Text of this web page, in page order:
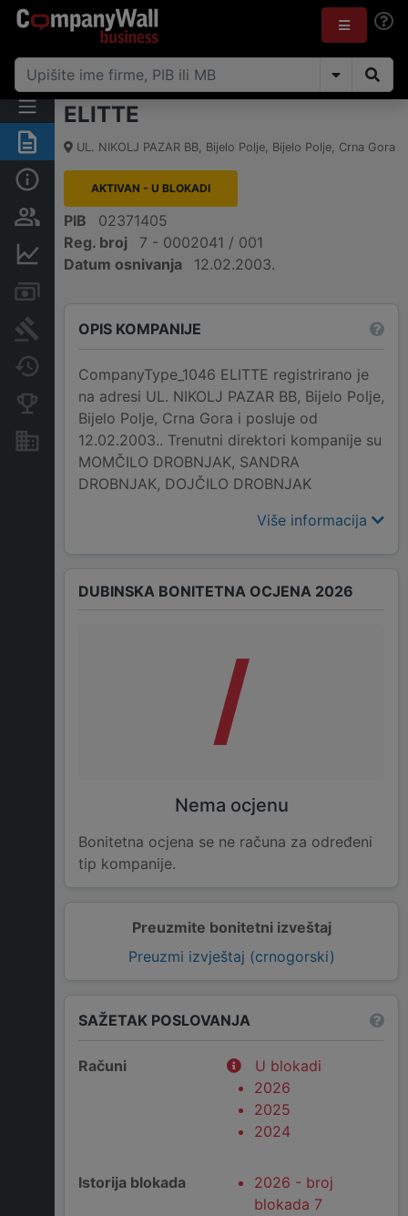
Sažetak
Osobe i vlasništvo
Finansijski podaci
Arhiva sudskih objava
Promjene
Konkurentne kompanije
Nekretnine i imovina
ELITTE
UL. NIKOLJ PAZAR BB, Bijelo Polje, Bijelo Polje, Crna Gora
AKTIVAN - U BLOKADI
PIB
02371405
Reg. broj
7 - 0002041 / 001
Datum osnivanja
12.02.2003.
OPIS KOMPANIJE
CompanyType_1046 ELITTE registrirano je
na adresi UL. NIKOLJ PAZAR BB, Bijelo Polje,
Bijelo Polje, Crna Gora i posluje od
12.02.2003.. Trenutni direktori kompanije su
MOMČILO DROBNJAK, SANDRA
DROBNJAK, DOJČILO DROBNJAK
Više informacija
Preuzmite bonitetni izveštaj
Preuzmi izvještaj (crnogorski)
DUBINSKA BONITETNA OCJENA 2026
/
Nema ocjenu
Bonitetna ocjena se ne računa za određeni
tip kompanije.
SAŽETAK POSLOVANJA
Računi
U blokadi
2026
2025
2024
Istorija blokada
2026 - broj
blokada 7